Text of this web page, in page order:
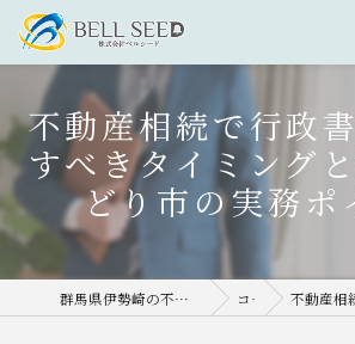
不動産相続で行政
すべきタイミング
どり市の実務ポ
群馬県伊勢崎の不動産売却なら株式会社ベルシード コラム 不動産相続で行政書士